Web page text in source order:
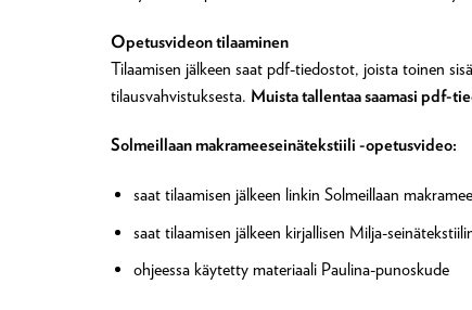
Opetusvideon tilaaminen
Tilaamisen jälkeen saat pdf-tiedostot, joista toinen
tilausvahvistuksesta. Muista tallentaa saamasi pdf-
Solmeillaan makrameeseinätekstiili -opetusvideo:
saat tilaamisen jälkeen linkin Solmeillaan
saat tilaamisen jälkeen kirjallisen Milja-
ohjeessa käytetty materiaali Paulina-punoskude